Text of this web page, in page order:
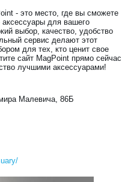
- это место, где вы сможете
для вашего
выбор, качество, удобство
сервис делают этот
для тех, кто ценит свое
сайт MagPoint прямо сейчас
лучшими аксессуарами!
Малевича, 86Б